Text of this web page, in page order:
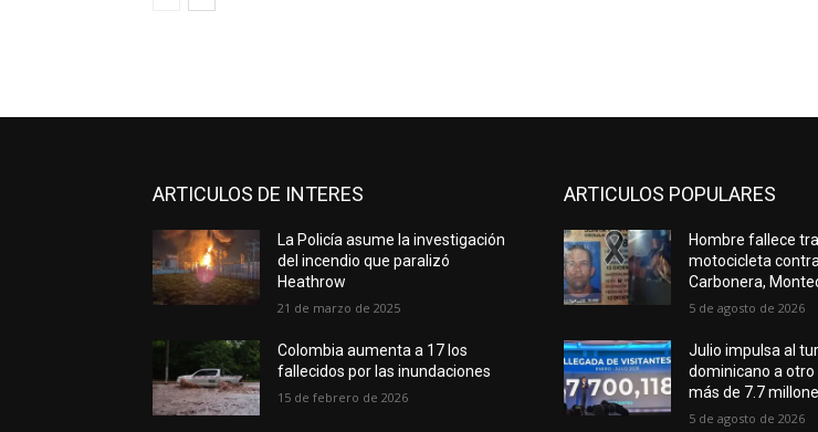
ARTICULOS DE INTERES
La Policía asume la investigación
del incendio que paralizó
Heathrow
21 de marzo de 2025
Colombia aumenta a 17 los
fallecidos por las inundaciones
15 de febrero de 2026
ARTICULOS POPULARES
Hombre fallece
motocicleta
Carbonera,
5 de agosto de 2026
Julio impulsa al
dominicano a otro
más de 7.7
5 de agosto de 2026